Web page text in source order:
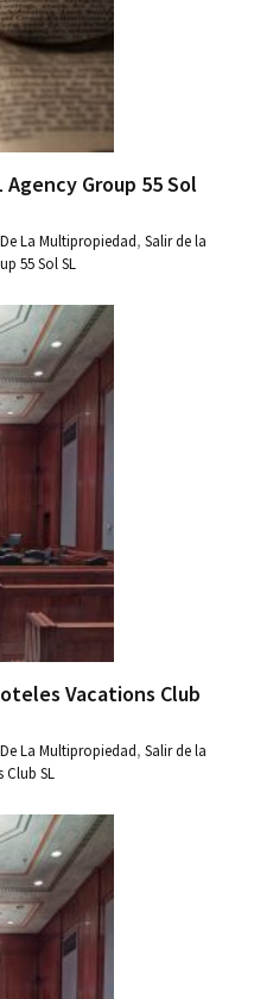
Group 55 Sol
La Multipropiedad, Salir de la
55 Sol SL
Vacations Club
La Multipropiedad, Salir de la
Club SL